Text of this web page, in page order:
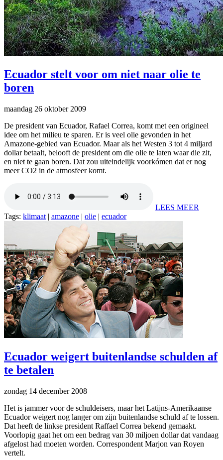
Ecuador stelt voor om niet naar olie te
boren
maandag 26 oktober 2009
De president van Ecuador, Rafael Correa, komt met een origineel
idee om het milieu te sparen. Er is veel olie gevonden in het
Amazone-gebied van Ecuador. Maar als het Westen 3 tot 4 miljard
dollar betaalt, belooft de president om die olie te laten waar die zit,
en niet te gaan boren. Dat zou uiteindelijk voorkómen dat er nog
meer CO2 in de atmosfeer komt.
LEES MEER
Tags: klimaat | amazone | olie | ecuador
Ecuador weigert buitenlandse schulden af
te betalen
zondag 14 december 2008
Het is jammer voor de schuldeisers, maar het Latijns-Amerikaanse
Ecuador weigert nog langer om zijn buitenlandse schuld af te lossen.
Dat heeft de linkse president Raffael Correa bekend gemaakt.
Voorlopig gaat het om een bedrag van 30 miljoen dollar dat vandaag
afgelost had moeten worden. Correspondent Marjon van Royen
vertelt.